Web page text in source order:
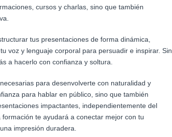
cursos y charlas, sino que también
tus presentaciones de forma dinámica,
voz y lenguaje corporal para persuadir e inspirar. Sin
a hacerlo con confianza y soltura.
para desenvolverte con naturalidad y
para hablar en público, sino que también
impactantes, independientemente del
te ayudará a conectar mejor con tu
impresión duradera.